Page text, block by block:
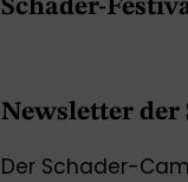
Schader-
Newsletter der
Der Schader-